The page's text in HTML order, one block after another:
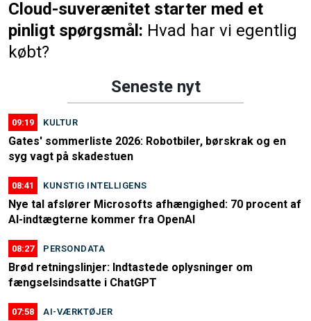
Cloud-suverænitet starter med et
pinligt spørgsmål: Hvad har vi egentlig
købt?
Seneste nyt
09:19 KULTUR
Gates' sommerliste 2026: Robotbiler, børskrak og en
syg vagt på skadestuen
08:41 KUNSTIG INTELLIGENS
Nye tal afslører Microsofts afhængighed: 70 procent af
AI-indtægterne kommer fra OpenAI
08:27 PERSONDATA
Brød retningslinjer: Indtastede oplysninger om
fængselsindsatte i ChatGPT
07:58 AI-VÆRKTØJER